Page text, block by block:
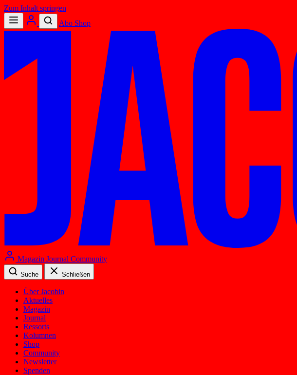
Zum Inhalt springen
Abo Shop
Magazin Journal Community
Suche Schließen
Über Jacobin
Aktuelles
Magazin
Journal
Ressorts
Kolumnen
Shop
Community
Newsletter
Spenden